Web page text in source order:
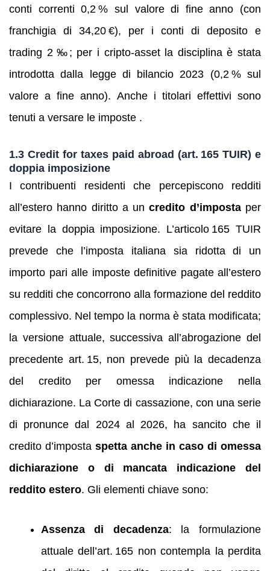
conti correnti 0,2 % sul valore di fine anno (con
franchigia di 34,20 €), per i conti di deposito e
trading 2 ‰; per i cripto‑asset la disciplina è stata
introdotta dalla legge di bilancio 2023 (0,2 % sul
valore a fine anno). Anche i titolari effettivi sono
tenuti a versare le imposte .
1.3 Credit for taxes paid abroad (art. 165 TUIR) e
doppia imposizione
I contribuenti residenti che percepiscono redditi
all’estero hanno diritto a uncredito d’impostaper
evitare la doppia imposizione. L’articolo 165 TUIR
prevede che l’imposta italiana sia ridotta di un
importo pari alle imposte definitive pagate all’estero
su redditi che concorrono alla formazione del reddito
complessivo. Nel tempo la norma è stata modificata;
la versione attuale, successiva all’abrogazione del
precedente art. 15, non prevede più la decadenza
del credito per omessa indicazione nella
dichiarazione. La Corte di cassazione, con una serie
di pronunce dal 2024 al 2026, ha sancito che il
credito d’imposta spetta anche in caso di omessa
dichiarazione o di mancata indicazione del
reddito estero. Gli elementi chiave sono:
Assenza di decadenza: la formulazione
attuale dell’art. 165 non contempla la perdita